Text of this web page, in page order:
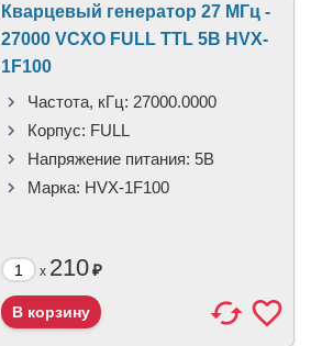
Кварцевый генератор 27 МГц -
27000 VCXO FULL TTL 5В HVX-
1F100
Частота, кГц: 27000.0000
Корпус: FULL
Напряжение питания: 5В
Марка: HVX-1F100
x 210₽